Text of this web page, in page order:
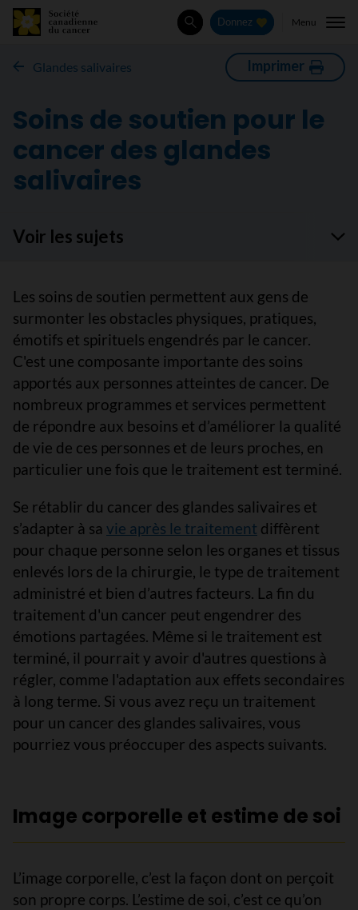
Rechercher
Donnez Menu
Glandes salivaires Imprimer
Soins de soutien pour le
cancer des glandes
salivaires
Voir les sujets
Les soins de soutien permettent aux gens de
surmonter les obstacles physiques, pratiques,
émotifs et spirituels engendrés par le cancer.
C'est une composante importante des soins
apportés aux personnes atteintes de cancer. De
nombreux programmes et services permettent
de répondre aux besoins et d’améliorer la qualité
de vie de ces personnes et de leurs proches, en
particulier une fois que le traitement est terminé.
Se rétablir du cancer des glandes salivaires et
s’adapter à sa vie après le traitement diffèrent
pour chaque personne selon les organes et tissus
enlevés lors de la chirurgie, le type de traitement
administré et bien d’autres facteurs. La fin du
traitement d'un cancer peut engendrer des
émotions partagées. Même si le traitement est
terminé, il pourrait y avoir d'autres questions à
régler, comme l'adaptation aux effets secondaires
à long terme. Si vous avez reçu un traitement
pour un cancer des glandes salivaires, vous
pourriez vous préoccuper des aspects suivants.
Image corporelle et estime de soi
L’image corporelle, c’est la façon dont on perçoit
son propre corps. L’estime de soi, c’est ce qu’on